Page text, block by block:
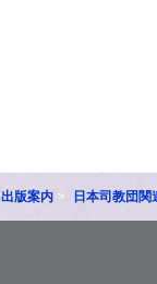
出版案内 日本司教団関